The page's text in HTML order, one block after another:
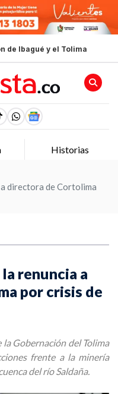
de Ibagué y el Tolima
Historias
directora de Cortolima
renuncia a
por crisis de
la Gobernación del Tolima
frente a la minería
del río Saldaña.